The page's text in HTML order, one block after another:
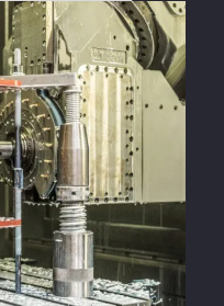
and